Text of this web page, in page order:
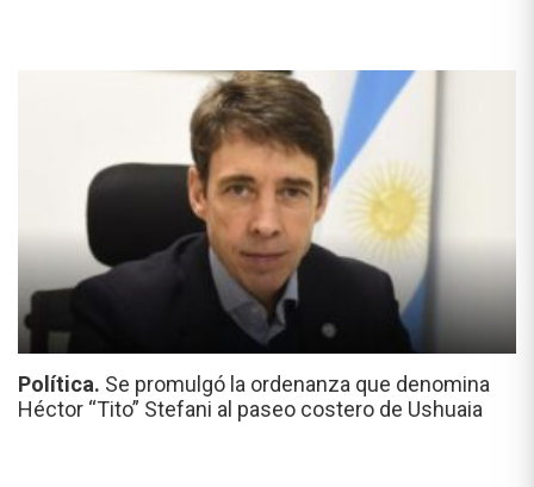
Política. Se promulgó la ordenanza que denomina
Héctor “Tito” Stefani al paseo costero de Ushuaia